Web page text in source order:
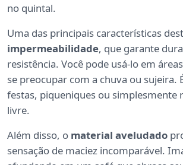
no quintal.
Uma das principais características
impermeabilidade, que garante
resistência. Você pode usá-lo em
se preocupar com a chuva ou sujeira.
festas, piqueniques ou simplesmente
livre.
Além disso, o material aveludado
sensação de maciez incomparável.